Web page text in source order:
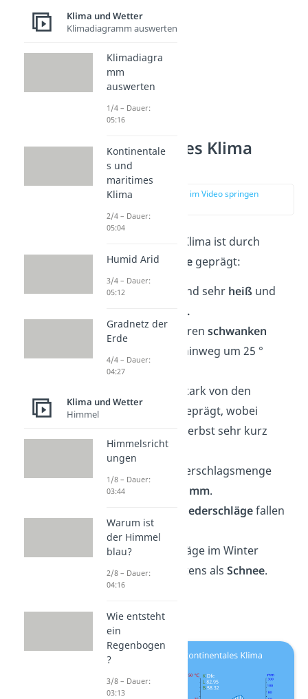
Kontinentales Klima
Merkmale
zur Stelle im Video springen
Das kontinentale Klima ist durch
mehrere Merkmale geprägt:
Die Sommer sind sehr heiß und
kalt.
Die Temperaturenschwanken
über das Jahr hinweg um 25 °
Celsius.
Das Klima ist stark von den
geprägt, wobei
Frühling und Herbst sehr kurz
sind.
Die Jahresniederschlagsmenge
liegt
750 mm.
meisten Niederschlägefallen
im Sommer.
Die Niederschläge im Winter
kommen meistens alsSchnee.
Klima und Wetter
Klimadiagramm auswerten
Klimadiagra
mm
auswerten
1/4 – Dauer:
05:16
Kontinentale
s und
maritimes
Klima
2/4 – Dauer:
05:04
Humid Arid
3/4 – Dauer:
05:12
Gradnetz der
Erde
4/4 – Dauer:
04:27
Klima und Wetter
Himmel
Himmelsricht
ungen
1/8 – Dauer:
03:44
Warum ist
der Himmel
blau?
2/8 – Dauer:
04:16
Wie entsteht
ein
Regenbogen
?
3/8 – Dauer:
03:13